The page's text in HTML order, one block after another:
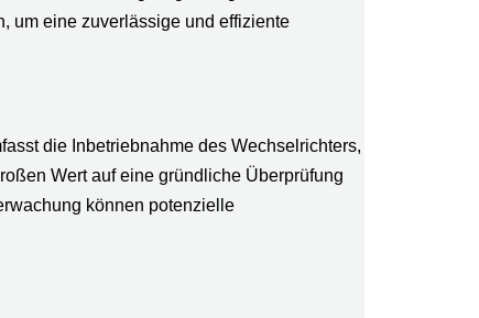
um eine zuverlässige und effiziente
die Inbetriebnahme des Wechselrichters,
Wert auf eine gründliche Überprüfung
können potenzielle